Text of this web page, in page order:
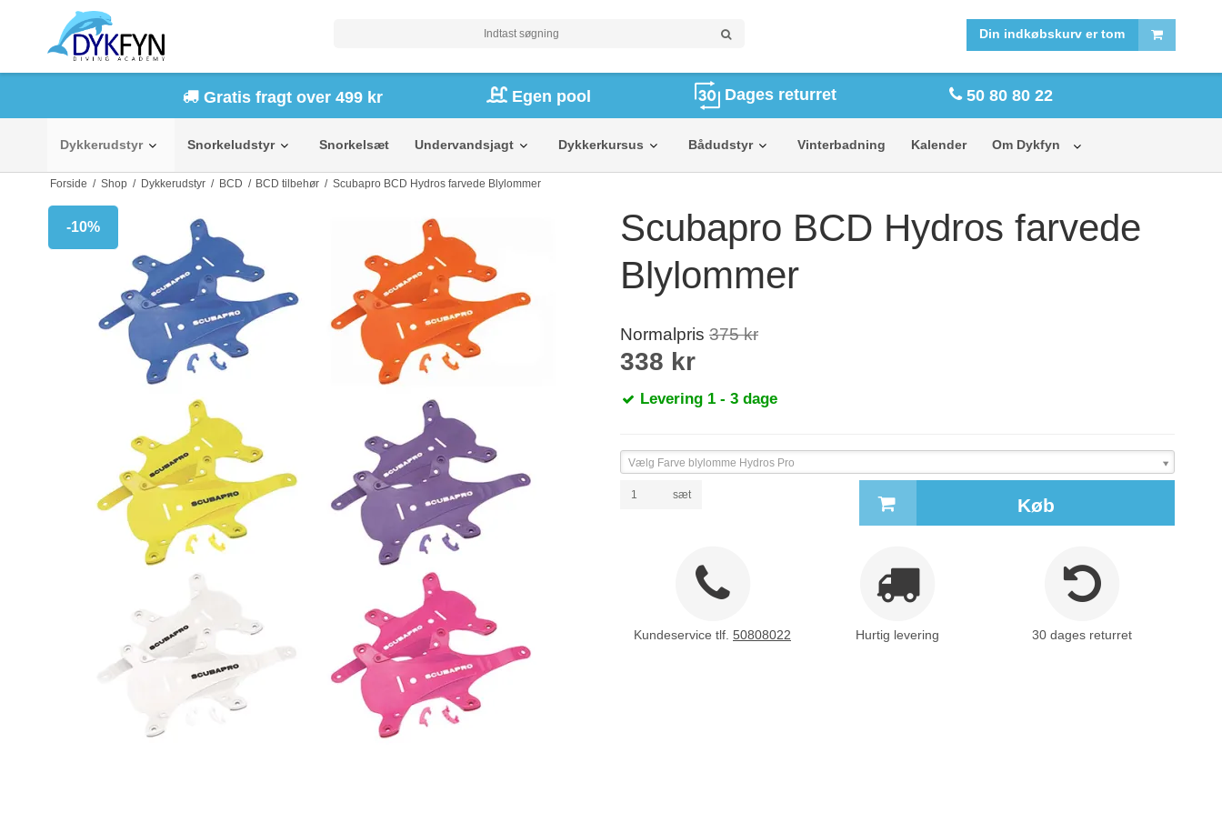
FORSIDE SHOP
Din indkøbskurv er tom
Gratis fragt over 499 kr Egen pool Dages returret 50 80 80 22
Dykkerudstyr Snorkeludstyr Snorkelsæt Undervandsjagt Dykkerkursus Bådudstyr Vinterbadning Kalender Om Dykfyn
Forside / Shop / Dykkerudstyr / BCD / BCD tilbehør / Scubapro BCD Hydros farvede Blylommer
-10%
Scubapro BCD Hydros farvede
Blylommer
Normalpris 375 kr
338 kr
Levering 1 - 3 dage
Vælg Farve blylomme Hydros Pro
sæt Køb
Kundeservice tlf. 50808022 Hurtig levering 30 dages returret